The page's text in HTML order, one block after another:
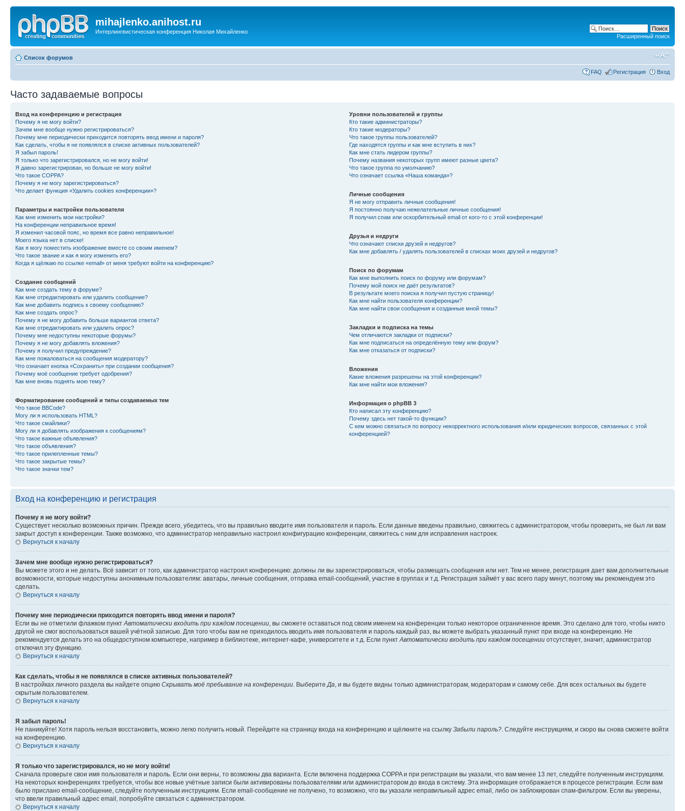
mihajlenko.anihost.ru
Интерлингвистическая конференция Николая Михайленко
Расширенный поиск
Список форумов
FAQ Регистрация Вход
Часто задаваемые вопросы
Вход на конференцию и регистрация
Почему я не могу войти?
Зачем мне вообще нужно регистрироваться?
Почему мне периодически приходится повторять ввод имени и пароля?
Как сделать, чтобы я не появлялся в списке активных пользователей?
Я забыл пароль!
Я только что зарегистрировался, но не могу войти!
Я давно зарегистрирован, но больше не могу войти!
Что такое COPPA?
Почему я не могу зарегистрироваться?
Что делает функция «Удалить cookies конференции»?
Параметры и настройки пользователя
Как мне изменить мои настройки?
На конференции неправильное время!
Я изменил часовой пояс, но время все равно неправильное!
Моего языка нет в списке!
Как я могу поместить изображение вместе со своим именем?
Что такое звание и как я могу изменить его?
Когда я щёлкаю по ссылке «email» от меня требуют войти на конференцию?
Создание сообщений
Как мне создать тему в форуме?
Как мне отредактировать или удалить сообщение?
Как мне добавить подпись к своему сообщению?
Как мне создать опрос?
Почему я не могу добавить больше вариантов ответа?
Как мне отредактировать или удалить опрос?
Почему мне недоступны некоторые форумы?
Почему я не могу добавлять вложения?
Почему я получил предупреждение?
Как мне пожаловаться на сообщения модератору?
Что означает кнопка «Сохранить» при создании сообщения?
Почему моё сообщение требует одобрения?
Как мне вновь поднять мою тему?
Форматирование сообщений и типы создаваемых тем
Что такое BBCode?
Могу ли я использовать HTML?
Что такое смайлики?
Могу ли я добавлять изображения к сообщениям?
Что такое важные объявления?
Что такое объявления?
Что такое прилепленные темы?
Что такое закрытые темы?
Что такое значки тем?
Уровни пользователей и группы
Кто такие администраторы?
Кто такие модераторы?
Что такое группы пользователей?
Где находятся группы и как мне вступить в них?
Как мне стать лидером группы?
Почему названия некоторых групп имеют разные цвета?
Что такое группа по умолчанию?
Что означает ссылка «Наша команда»?
Личные сообщения
Я не могу отправить личные сообщения!
Я постоянно получаю нежелательные личные сообщения!
Я получил спам или оскорбительный email от кого-то с этой конференции!
Друзья и недруги
Что означают списки друзей и недругов?
Как мне добавлять / удалять пользователей в списках моих друзей и недругов?
Поиск по форумам
Как мне выполнить поиск по форуму или форумам?
Почему мой поиск не даёт результатов?
В результате моего поиска я получил пустую страницу!
Как мне найти пользователя конференции?
Как мне найти свои сообщения и созданные мной темы?
Закладки и подписка на темы
Чем отличаются закладки от подписки?
Как мне подписаться на определённую тему или форум?
Как мне отказаться от подписки?
Вложения
Какие вложения разрешены на этой конференции?
Как мне найти мои вложения?
Информация о phpBB 3
Кто написал эту конференцию?
Почему здесь нет такой-то функции?
С кем можно связаться по вопросу некорректного использования и/или юридических вопросов, связанных с этой
конференцией?
Вход на конференцию и регистрация
Почему я не могу войти?
Существует несколько возможных причин. Прежде всего, убедитесь, что вы правильно вводите имя пользователя и пароль. Если данные введены правильно, свяжитесь с администратором, чтобы проверить, не был ли вам
закрыт доступ к конференции. Также возможно, что администратор неправильно настроил конфигурацию конференции, свяжитесь с ним для исправления настроек.
Вернуться к началу
Зачем мне вообще нужно регистрироваться?
Вы можете этого и не делать. Всё зависит от того, как администратор настроил конференцию: должны ли вы зарегистрироваться, чтобы размещать сообщения или нет. Тем не менее, регистрация дает вам дополнительные
возможности, которые недоступны анонимным пользователям: аватары, личные сообщения, отправка email-сообщений, участие в группах и т.д. Регистрация займёт у вас всего пару минут, поэтому мы рекомендуем это
сделать.
Вернуться к началу
Почему мне периодически приходится повторять ввод имени и пароля?
Если вы не отметили флажком пункт Автоматически входить при каждом посещении , вы сможете оставаться под своим именем на конференции только некоторое ограниченное время. Это сделано для того, чтобы никто
другой не смог воспользоваться вашей учётной записью. Для того чтобы вам не приходилось вводить имя пользователя и пароль каждый раз, вы можете выбрать указанный пункт при входе на конференцию. Не
рекомендуется делать это на общедоступном компьютере, например в библиотеке, интернет-кафе, университете и т.д. Если пункт Автоматически входить при каждом посещении отсутствует, значит, администратор
отключил эту функцию.
Вернуться к началу
Как сделать, чтобы я не появлялся в списке активных пользователей?
В настройках личного раздела вы найдете опцию Скрывать моё пребывание на конференции . Выберите Да , и вы будете видны только администраторам, модераторам и самому себе. Для всех остальных вы будете
скрытым пользователем.
Вернуться к началу
Я забыл пароль!
Не паникуйте! Хотя пароль нельзя восстановить, можно легко получить новый. Перейдите на страницу входа на конференцию и щёлкните на ссылку Забыли пароль? . Следуйте инструкциям, и скоро вы снова сможете войти
на конференцию.
Вернуться к началу
Я только что зарегистрировался, но не могу войти!
Сначала проверьте свои имя пользователя и пароль. Если они верны, то возможны два варианта. Если включена поддержка COPPA и при регистрации вы указали, что вам менее 13 лет, следуйте полученным инструкциям.
На некоторых конференциях требуется, чтобы все новые учётные записи были активированы пользователями или администратором до входа в систему. Эта информация отображается в процессе регистрации. Если вам
было прислано email-сообщение, следуйте полученным инструкциям. Если email-сообщение не получено, то возможно, что вы указали неправильный адрес email, либо он заблокирован спам-фильтром. Если вы уверены,
что ввели правильный адрес email, попробуйте связаться с администратором.
Вернуться к началу